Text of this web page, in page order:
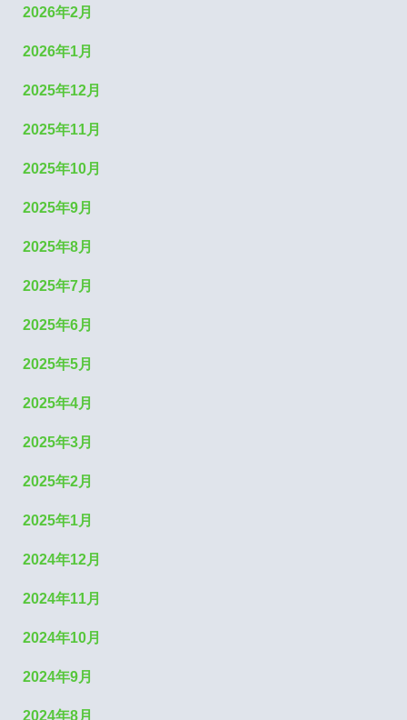
2026年2月
2026年1月
2025年12月
2025年11月
2025年10月
2025年9月
2025年8月
2025年7月
2025年6月
2025年5月
2025年4月
2025年3月
2025年2月
2025年1月
2024年12月
2024年11月
2024年10月
2024年9月
2024年8月